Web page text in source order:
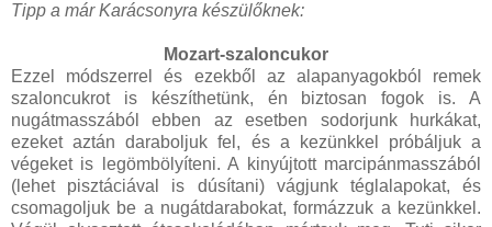
Tipp a már Karácsonyra készülőknek:
Mozart-szaloncukor
Ezzel módszerrel és ezekből az alapanyagokból remek
szaloncukrot is készíthetünk, én biztosan fogok is. A
nugátmasszából ebben az esetben sodorjunk hurkákat,
ezeket aztán daraboljuk fel, és a kezünkkel próbáljuk a
végeket is legömbölyíteni. A kinyújtott marcipánmasszából
(lehet pisztáciával is dúsítani) vágjunk téglalapokat, és
csomagoljuk be a nugátdarabokat, formázzuk a kezünkkel.